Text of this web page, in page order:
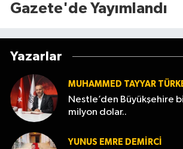
Gazete'de Yayımlandı
Yazarlar
MUHAMMED TAYYAR
Nestle’den Büyükşehire
milyon dolar..
YUNUS EMRE DEMIRCI